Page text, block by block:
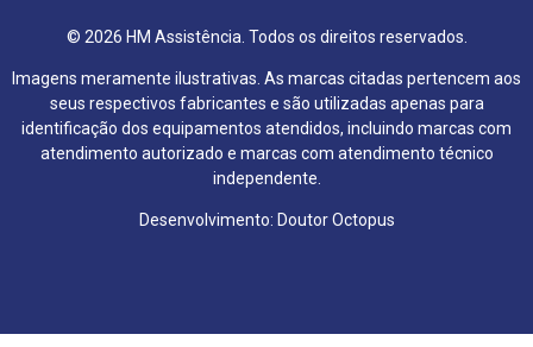
© 2026 HM Assistência. Todos os direitos reservados.
Imagens meramente ilustrativas. As marcas citadas pertencem aos
seus respectivos fabricantes e são utilizadas apenas para
identificação dos equipamentos atendidos, incluindo marcas com
atendimento autorizado e marcas com atendimento técnico
independente.
Desenvolvimento: Doutor Octopus